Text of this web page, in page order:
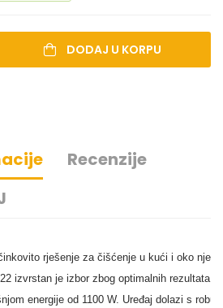
DODAJ U KORPU
Recenzije
rješenje za čišćenje u kući i oko nje.
izvrstan je izbor zbog optimalnih rezultata
energije od 1100 W. Uređaj dolazi s